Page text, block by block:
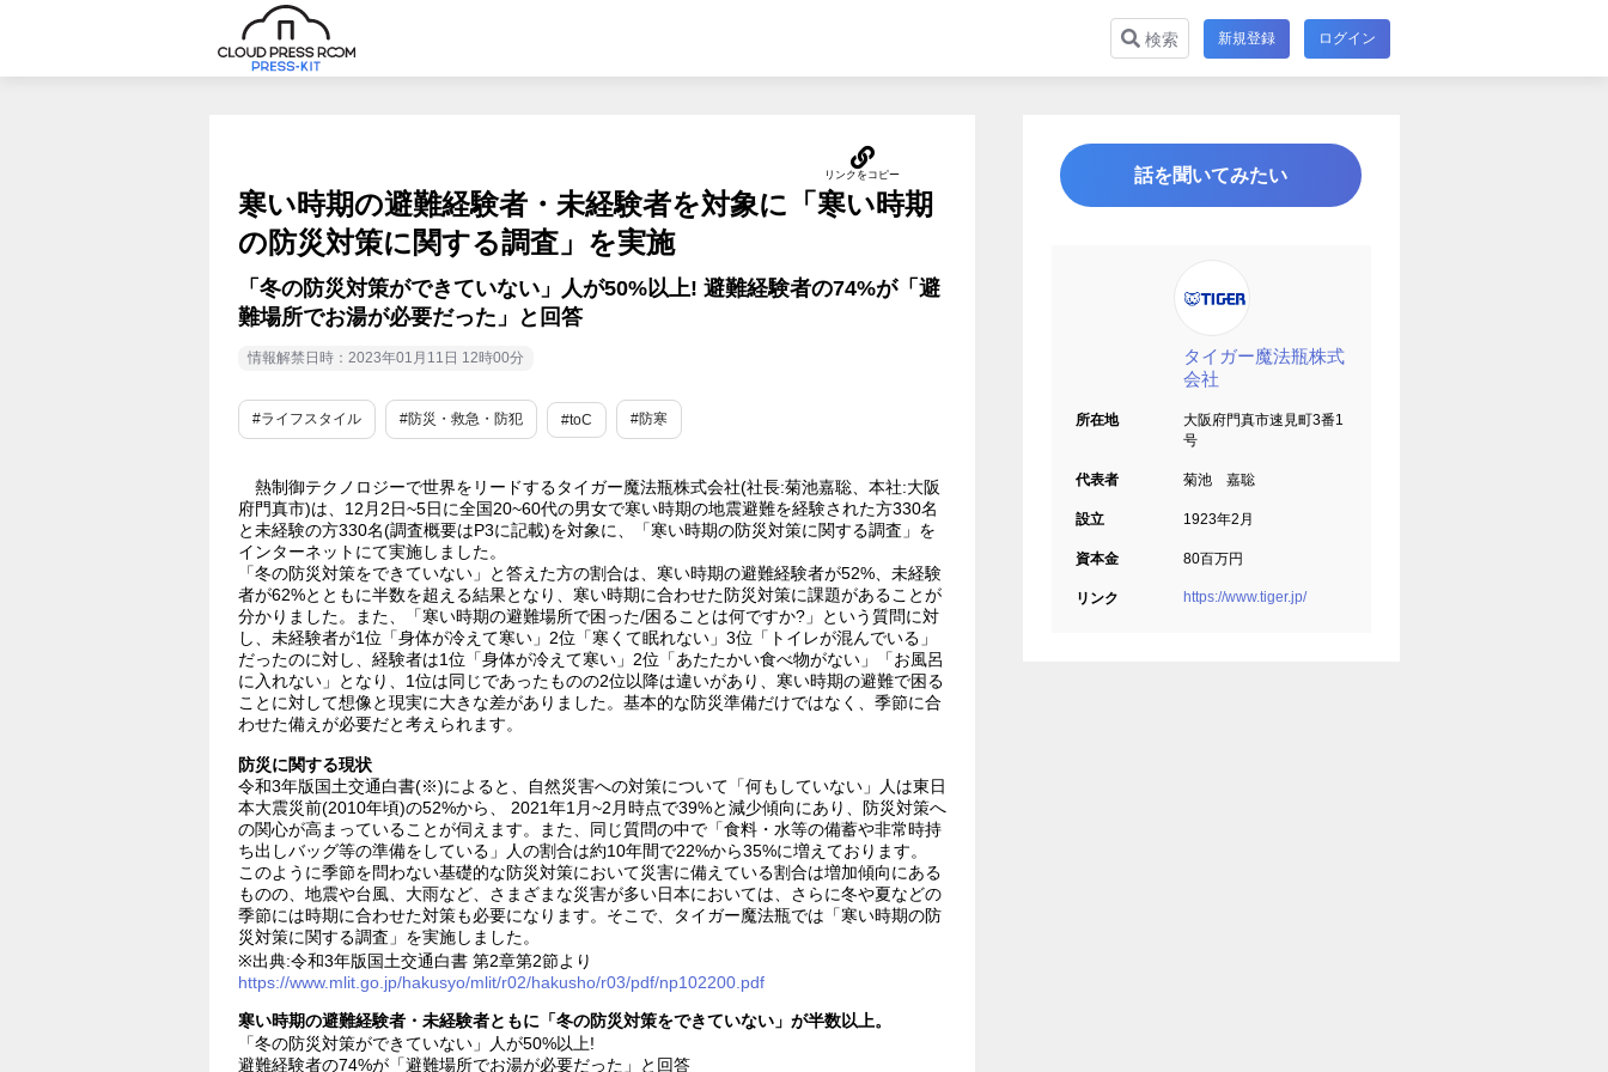
検索 新規登録 ログイン
寒い時期の避難経験者・未経験者を対象に「寒い時期
の防災対策に関する調査」を実施
「冬の防災対策ができていない」人が50%以上! 避難経験者の74%が「避
難場所でお湯が必要だった」と回答
情報解禁日時：2023年01月11日 12時00分
#ライフスタイル #防災・救急・防犯 #toC #防寒
熱制御テクノロジーで世界をリードするタイガー魔法瓶株式会社(社長:菊池嘉聡、本社:大阪
府門真市)は、12月2日~5日に全国20~60代の男女で寒い時期の地震避難を経験された方330名
と未経験の方330名(調査概要はP3に記載)を対象に、「寒い時期の防災対策に関する調査」を
インターネットにて実施しました。
「冬の防災対策をできていない」と答えた方の割合は、寒い時期の避難経験者が52%、未経験
者が62%とともに半数を超える結果となり、寒い時期に合わせた防災対策に課題があることが
分かりました。また、「寒い時期の避難場所で困った/困ることは何ですか?」という質問に対
し、未経験者が1位「身体が冷えて寒い」2位「寒くて眠れない」3位「トイレが混んでいる」
だったのに対し、経験者は1位「身体が冷えて寒い」2位「あたたかい食べ物がない」「お風呂
に入れない」となり、1位は同じであったものの2位以降は違いがあり、寒い時期の避難で困る
ことに対して想像と現実に大きな差がありました。基本的な防災準備だけではなく、季節に合
わせた備えが必要だと考えられます。
防災に関する現状
令和3年版国土交通白書(※)によると、自然災害への対策について「何もしていない」人は東日
本大震災前(2010年頃)の52%から、 2021年1月~2月時点で39%と減少傾向にあり、防災対策へ
の関心が高まっていることが伺えます。また、同じ質問の中で「食料・水等の備蓄や非常時持
ち出しバッグ等の準備をしている」人の割合は約10年間で22%から35%に増えております。
このように季節を問わない基礎的な防災対策において災害に備えている割合は増加傾向にある
ものの、地震や台風、大雨など、さまざまな災害が多い日本においては、さらに冬や夏などの
季節には時期に合わせた対策も必要になります。そこで、タイガー魔法瓶では「寒い時期の防
災対策に関する調査」を実施しました。
※出典:令和3年版国土交通白書 第2章第2節より
https://www.mlit.go.jp/hakusyo/mlit/r02/hakusho/r03/pdf/np102200.pdf
寒い時期の避難経験者・未経験者ともに「冬の防災対策をできていない」が半数以上。
「冬の防災対策ができていない」人が50%以上!
避難経験者の74%が「避難場所でお湯が必要だった」と回答
話を聞いてみたい
タイガー魔法瓶株式
会社
所在地
大阪府門真市速見町3番1
号
代表者 菊池 嘉聡
設立 1923年2月
資本金 80百万円
リンク https://www.tiger.jp/